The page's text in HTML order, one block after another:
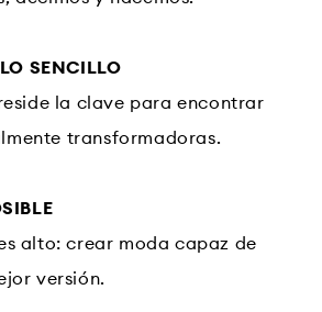
SENCILLO
la clave para encontrar
transformadoras.
alto: crear moda capaz de
versión.